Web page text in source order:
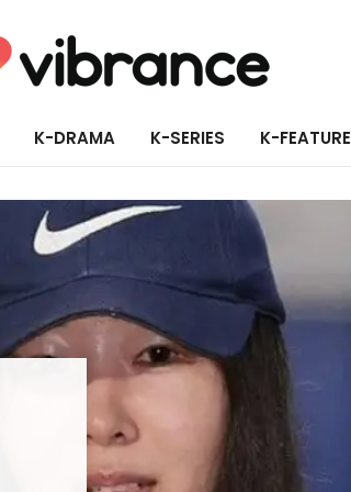
K-DRAMA K-SERIES K-